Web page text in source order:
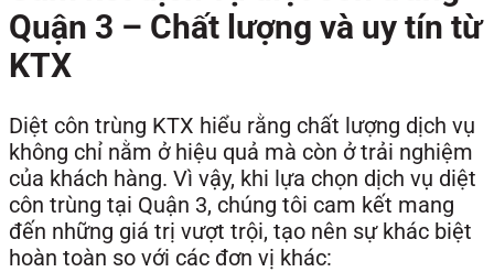
Quận 3 – Chất lượng và uy tín từ
KTX
Diệt côn trùng KTX hiểu rằng chất lượng dịch vụ
không chỉ nằm ở hiệu quả mà còn ở trải nghiệm
của khách hàng. Vì vậy, khi lựa chọn dịch vụ diệt
côn trùng tại Quận 3, chúng tôi cam kết mang
đến những giá trị vượt trội, tạo nên sự khác biệt
hoàn toàn so với các đơn vị khác: